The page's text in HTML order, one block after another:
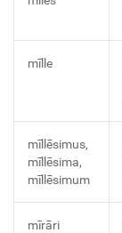
mīlle
mīllēsimus,
mīllēsima,
mīllēsimum
mīrāri